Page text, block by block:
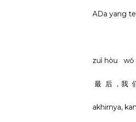
ADa yang
zuì hòu wǒ
最 后 ，我
akhirnya,